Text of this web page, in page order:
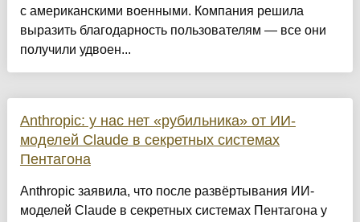
с американскими военными. Компания решила
выразить благодарность пользователям — все они
получили удвоен...
Anthropic: у нас нет «рубильника» от ИИ-
моделей Claude в секретных системах
Пентагона
Anthropic заявила, что после развёртывания ИИ-
моделей Claude в секретных системах Пентагона у